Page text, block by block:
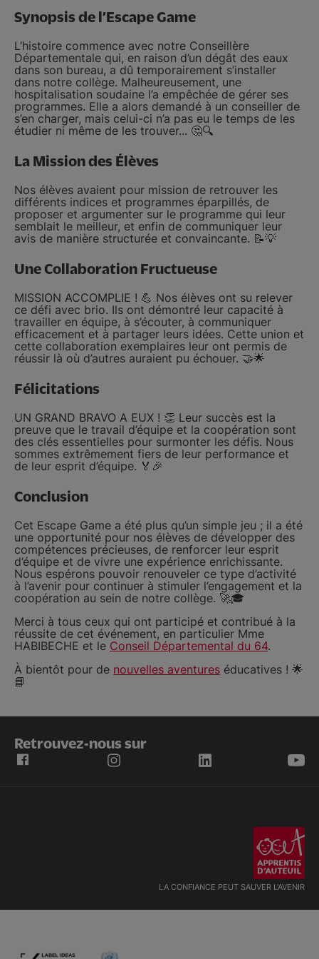
Synopsis de l’Escape Game
L’histoire commence avec notre Conseillère
Départementale qui, en raison d’un dégât des eaux
dans son bureau, a dû temporairement s’installer
dans notre collège. Malheureusement, une
hospitalisation soudaine l’a empêchée de gérer ses
programmes. Elle a alors demandé à un conseiller de
s’en charger, mais celui-ci n’a pas eu le temps de les
étudier ni même de les trouver... 🤔🔍
La Mission des Élèves
Nos élèves avaient pour mission de retrouver les
différents indices et programmes éparpillés, de
proposer et argumenter sur le programme qui leur
semblait le meilleur, et enfin de communiquer leur
avis de manière structurée et convaincante. 📝💡
Une Collaboration Fructueuse
MISSION ACCOMPLIE ! 💪 Nos élèves ont su relever
ce défi avec brio. Ils ont démontré leur capacité à
travailler en équipe, à s’écouter, à communiquer
efficacement et à partager leurs idées. Cette union et
cette collaboration exemplaires leur ont permis de
réussir là où d’autres auraient pu échouer. 🤝🌟
Félicitations
UN GRAND BRAVO A EUX ! 👏 Leur succès est la
preuve que le travail d’équipe et la coopération sont
des clés essentielles pour surmonter les défis. Nous
sommes extrêmement fiers de leur performance et
de leur esprit d’équipe. 🏅🎉
Conclusion
Cet Escape Game a été plus qu’un simple jeu ; il a été
une opportunité pour nos élèves de développer des
compétences précieuses, de renforcer leur esprit
d’équipe et de vivre une expérience enrichissante.
Nous espérons pouvoir renouveler ce type d’activité
à l’avenir pour continuer à stimuler l’engagement et la
coopération au sein de notre collège. 🚀🎓
Merci à tous ceux qui ont participé et contribué à la
réussite de cet événement, en particulier Mme
HABIBECHE et le Conseil Départemental du 64.
À bientôt pour de nouvelles aventures éducatives ! 🌟
📘
Retrouvez-nous sur
LA CONFIANCE PEUT SAUVER L'AVENIR